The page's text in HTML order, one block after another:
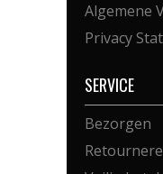
Algemene
Privacy
SERVICE
Bezorgen